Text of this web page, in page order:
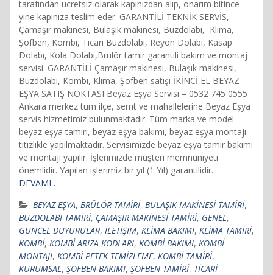
tarafından ücretsiz olarak kapınızdan alıp, onarım bitince
yine kapınıza teslim eder. GARANTİLİ TEKNİK SERVİS,
Çamaşır makinesi, Bulaşık makinesi, Buzdolabı, Klima,
Şofben, Kombi, Ticari Buzdolabı, Reyon Dolabı, Kasap
Dolabı, Kola Dolabı,Brülör tamir garantili bakım ve montaj
servisi. GARANTİLİ Çamaşır makinesi, Bulaşık makinesi,
Buzdolabı, Kombi, Klima, Şofben satışı İKİNCİ EL BEYAZ
EŞYA SATIŞ NOKTASI Beyaz Eşya Servisi – 0532 745 0555
Ankara merkez tüm ilçe, semt ve mahallelerine Beyaz Eşya
servis hizmetimiz bulunmaktadır. Tüm marka ve model
beyaz eşya tamiri, beyaz eşya bakımı, beyaz eşya montajı
titizlikle yapılmaktadır. Servisimizde beyaz eşya tamir bakımı
ve montajı yapılır. İşlerimizde müşteri memnuniyeti
önemlidir. Yapılan işlerimiz bir yıl (1 Yıl) garantilidir.
DEVAMI…
BEYAZ EŞYA, BRÜLÖR TAMİRİ, BULAŞIK MAKİNESİ TAMİRİ,
BUZDOLABI TAMİRİ, ÇAMAŞIR MAKİNESİ TAMİRİ, GENEL,
GÜNCEL DUYURULAR, İLETİŞİM, KLİMA BAKIMI, KLİMA TAMİRİ,
KOMBİ, KOMBİ ARIZA KODLARI, KOMBİ BAKIMI, KOMBİ
MONTAJI, KOMBİ PETEK TEMİZLEME, KOMBİ TAMİRİ,
KURUMSAL, ŞOFBEN BAKIMI, ŞOFBEN TAMİRİ, TİCARİ